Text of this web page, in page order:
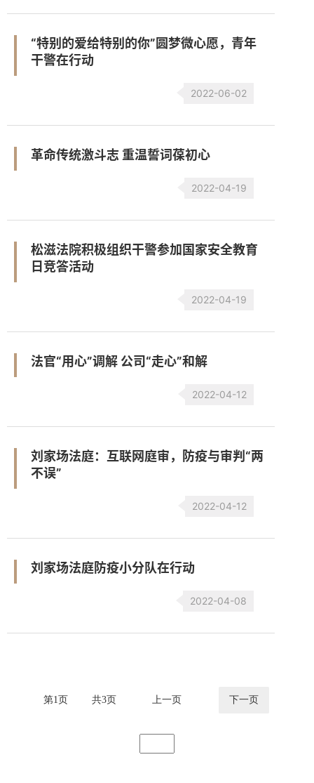
“特别的爱给特别的你”圆梦微心愿，青年
干警在行动
2022-06-02
革命传统激斗志 重温誓词葆初心
2022-04-19
松滋法院积极组织干警参加国家安全教育
日竞答活动
2022-04-19
法官“用心”调解 公司“走心”和解
2022-04-12
刘家场法庭：互联网庭审，防疫与审判“两
不误”
2022-04-12
刘家场法庭防疫小分队在行动
2022-04-08
第1页 共3页 上一页 下一页